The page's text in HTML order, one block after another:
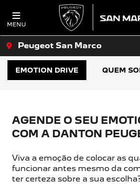
MENU
Peugeot San Marco
QUEM
EMOTION DRIVE
AGENDE O SEU
COM A DANTON
Viva a emoção de colocar as
funcionar antes mesmo da
ter certeza sobre a sua